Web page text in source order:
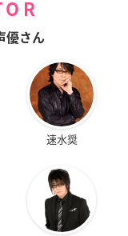
優さん
速水奨